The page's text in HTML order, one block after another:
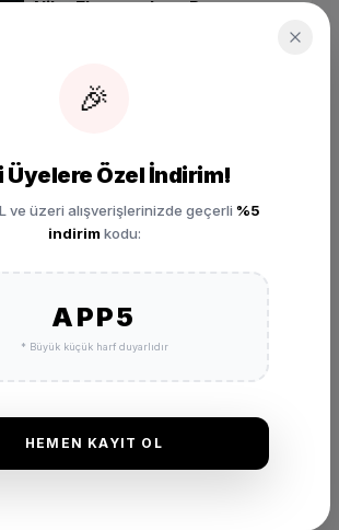
Nike Ebernon Low Prem
SEPETE EKLE
müşterilerimizin görüşleri ve deneyimleri.
🎉
Üyelere Özel İndirim!
ve üzeri alışverişlerinizde geçerli %5
indirim kodu:
APP5
* Büyük küçük harf duyarlıdır
HEMEN KAYIT OL